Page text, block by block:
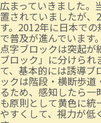
広まっていきました。
置されていましたが、
す。2012年に日本で
で普及が進んでいます。
点字ブロックは突起
ブロック」に分けられ
て、基本的には誘導ブ
ックは階段・横断歩
るため、感知したら一
も原則として黄色に統
やすくして、視力が低